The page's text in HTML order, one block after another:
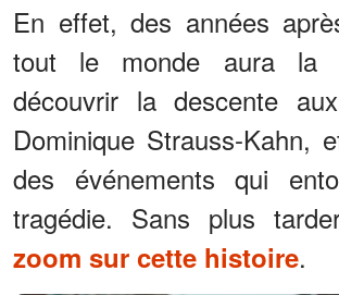
En effet, des années
tout le monde aura la
découvrir la descente
Dominique Strauss-Kahn,
des événements qui
tragédie. Sans plus
zoom sur cette histoire.